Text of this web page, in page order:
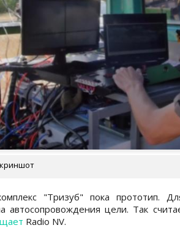
"Тризуб" пока прототип.
автосопровождения цели. Так
Radio NV.